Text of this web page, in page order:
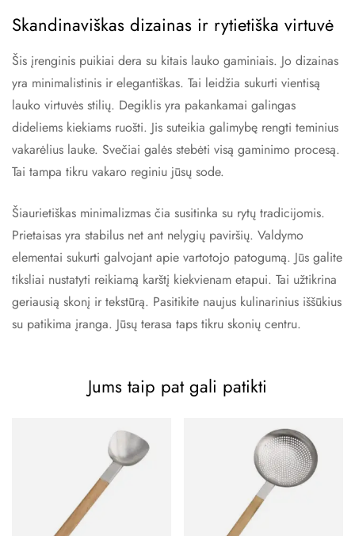
Skandinaviškas dizainas ir rytietiška virtuvė
Šis įrenginis puikiai dera su kitais lauko gaminiais. Jo dizainas
yra minimalistinis ir elegantiškas. Tai leidžia sukurti vientisą
lauko virtuvės stilių. Degiklis yra pakankamai galingas
dideliems kiekiams ruošti. Jis suteikia galimybę rengti teminius
vakarėlius lauke. Svečiai galės stebėti visą gaminimo procesą.
Tai tampa tikru vakaro reginiu jūsų sode.
Šiaurietiškas minimalizmas čia susitinka su rytų tradicijomis.
Prietaisas yra stabilus net ant nelygių paviršių. Valdymo
elementai sukurti galvojant apie vartotojo patogumą. Jūs galite
tiksliai nustatyti reikiamą karštį kiekvienam etapui. Tai užtikrina
geriausią skonį ir tekstūrą. Pasitikite naujus kulinarinius iššūkius
su patikima įranga. Jūsų terasa taps tikru skonių centru.
Jums taip pat gali patikti